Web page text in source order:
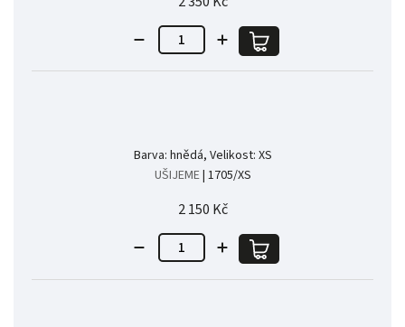
Barva: hnědá, Velikost: XS
UŠIJEME| 1705/XS
2 150 Kč